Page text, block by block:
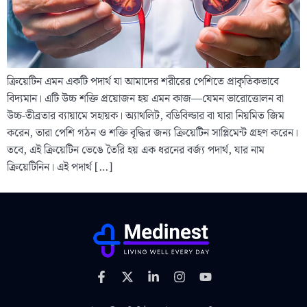
ক্রিয়েটিন এমন একটি পদার্থ যা আমাদের শরীরের পেশিতে প্রাকৃতিকভাবে
বিদ্যমান। এটি উচ্চ শক্তি প্রয়োজন হয় এমন কাজ—যেমন ভারোত্তোলন বা
উচ্চ-তীব্রতার ব্যায়ামে সহায়ক। অ্যাথলিট, বডিবিল্ডার বা যারা নিয়মিত জিম
করেন, তারা পেশি গঠন ও শক্তি বৃদ্ধির জন্য ক্রিয়েটিন সাপ্লিমেন্ট গ্রহণ করেন।
তবে, এই ক্রিয়েটিন ভেঙে তৈরি হয় এক ধরনের বর্জ্য পদার্থ, যার নাম
ক্রিয়েটিনিন। এই পদার্থ […]